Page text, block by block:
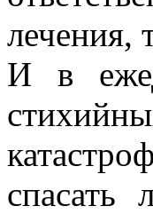
лечения,
И в